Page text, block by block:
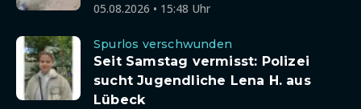
05.08.2026 • 15:48 Uhr
Spurlos verschwunden
Seit Samstag vermisst: Polizei
sucht Jugendliche Lena H. aus
Lübeck